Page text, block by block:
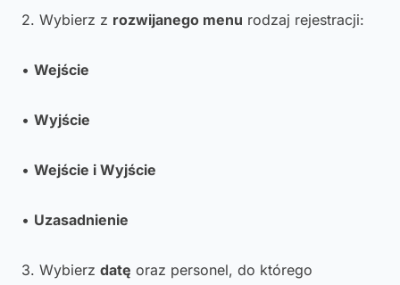
2. Wybierz z rozwijanego menu rodzaj rejestracji:
• Wejście
• Wyjście
• Wejście i Wyjście
• Uzasadnienie
3. Wybierz datę oraz personel, do którego